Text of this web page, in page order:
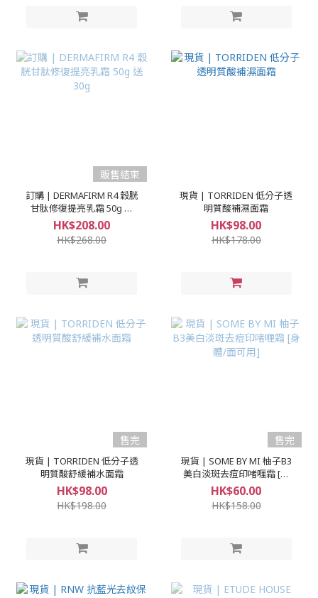
販售結束
訂購 | DERMAFIRM R4 穀胱
甘肽修復提亮乳霜 50g 送
30g
HK$208.00
HK$268.00
現貨 | TORRIDEN 低分子透
明質酸補濕面霜
HK$98.00
HK$178.00
售完
現貨 | TORRIDEN 低分子透
明質酸舒緩補水面霜
HK$98.00
HK$198.00
售完
現貨 | SOME BY MI 柚子B3
美白淡斑去痘印啫喱霜 [身
體/面可用]
HK$60.00
HK$158.00